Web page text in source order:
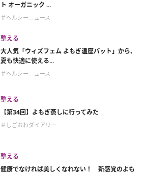
ト オーガニック ...
＃ヘルシーニュース
整える
大人気「ウィズフェム よもぎ温座パット」から、
夏も快適に使える...
＃ヘルシーニュース
整える
【第34回】よもぎ蒸しに行ってみた
＃しごおわダイアリー
整える
健康でなければ美しくなれない！ 新感覚のよも